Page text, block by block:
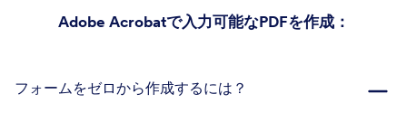
Adobe Acrobatで入力可能なPDFを作成：
フォームをゼロから作成するには？